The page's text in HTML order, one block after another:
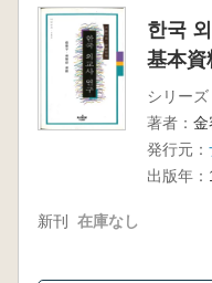
한국
基本資
シリーズ
著者： 金
発行元：
出版年：
新刊 在庫なし